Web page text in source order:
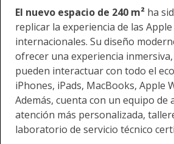
El nuevo espacio de 240 m² ha
replicar la experiencia de las
internacionales. Su diseño
ofrecer una experiencia
pueden interactuar con todo el
iPhones, iPads, MacBooks, Apple
Además, cuenta con un equipo de
atención más personalizada,
laboratorio de servicio técnico